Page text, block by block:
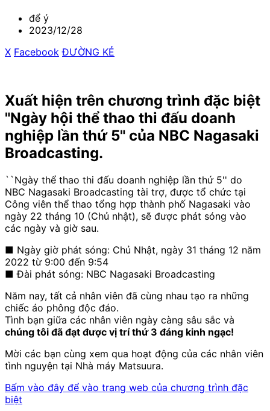
để ý
2023/12/28
X Facebook ​ ​ĐƯỜNG KẺ
Xuất hiện trên chương trình đặc biệt
"Ngày hội thể thao thi đấu doanh
nghiệp lần thứ 5" của NBC Nagasaki
Broadcasting.
``Ngày thể thao thi đấu doanh nghiệp lần thứ 5'' do
NBC Nagasaki Broadcasting tài trợ, được tổ chức tại
Công viên thể thao tổng hợp thành phố Nagasaki vào
ngày 22 tháng 10 (Chủ nhật), sẽ được phát sóng vào
các ngày và giờ sau.
■ Ngày giờ phát sóng: Chủ Nhật, ngày 31 tháng 12 năm
2022 từ 9:00 đến 9:54
■ Đài phát sóng: NBC Nagasaki Broadcasting
Năm nay, tất cả nhân viên đã cùng nhau tạo ra những
chiếc áo phông độc đáo.
Tình bạn giữa các nhân viên ngày càng sâu sắc và
chúng tôi đã đạt được vị trí thứ 3 đáng kinh ngạc!
Mời các bạn cùng xem qua hoạt động của các nhân viên
tình nguyện tại Nhà máy Matsuura.
Bấm vào đây để vào trang web của chương trình đặc
biệt